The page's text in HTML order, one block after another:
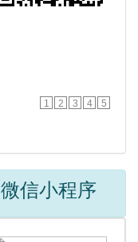
1 2 3 4 5
微信小程序